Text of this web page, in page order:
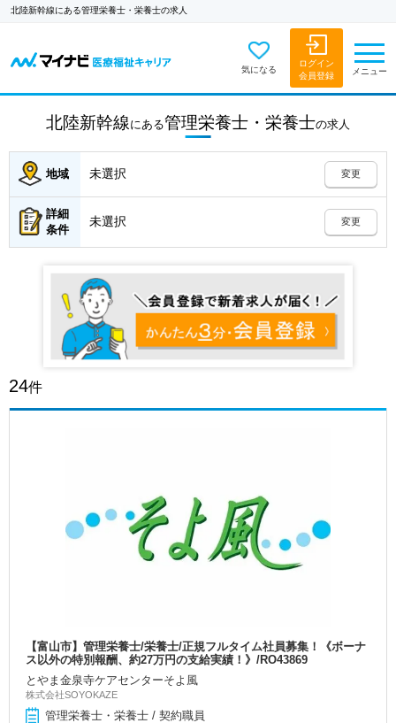
北陸新幹線にある管理栄養士・栄養士の求人
気になる
ログイン
会員登録
メニュー
北陸新幹線 にある管理栄養士・栄養士の求人
地域 未選択 変更
詳細
条件
未選択 変更
24件
【富山市】管理栄養士/栄養士/正規フルタイム社員募集！《ボーナ
ス以外の特別報酬、約27万円の支給実績！》/RO43869
とやま金泉寺ケアセンターそよ風
株式会社SOYOKAZE
管理栄養士・栄養士 / 契約職員